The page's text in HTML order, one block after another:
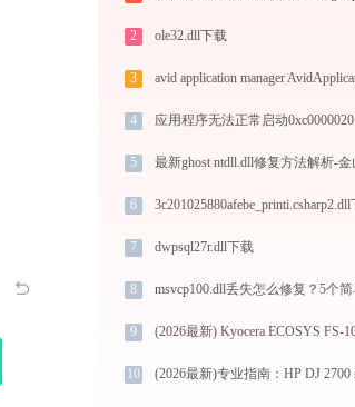
2 ole32.dll下载
3
4 应用程序无法正常启动0xc0000020
5 最新ghost ntdll.dll修复方法解析-
6
7 dwpsql27r.dll下载
8
9
10